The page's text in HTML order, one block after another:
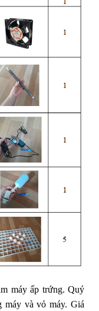
máy ấp trứng. Quý
máy và vỏ máy. Giá